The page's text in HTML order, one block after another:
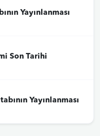
Yayınlanması
Son Tarihi
Yayınlanması